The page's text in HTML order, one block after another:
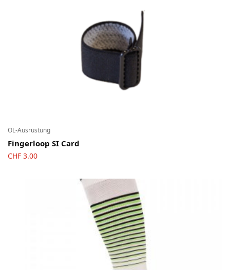
OL-Ausrüstung
Fingerloop SI Card
CHF 3.00